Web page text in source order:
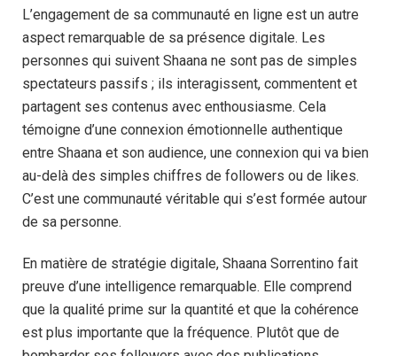
L’engagement de sa communauté en ligne est un autre
aspect remarquable de sa présence digitale. Les
personnes qui suivent Shaana ne sont pas de simples
spectateurs passifs ; ils interagissent, commentent et
partagent ses contenus avec enthousiasme. Cela
témoigne d’une connexion émotionnelle authentique
entre Shaana et son audience, une connexion qui va bien
au-delà des simples chiffres de followers ou de likes.
C’est une communauté véritable qui s’est formée autour
de sa personne.
En matière de stratégie digitale, Shaana Sorrentino fait
preuve d’une intelligence remarquable. Elle comprend
que la qualité prime sur la quantité et que la cohérence
est plus importante que la fréquence. Plutôt que de